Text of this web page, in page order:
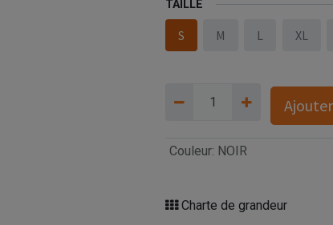
TAILLE
S M L XL
Couleur: NOIR
Charte de grandeur